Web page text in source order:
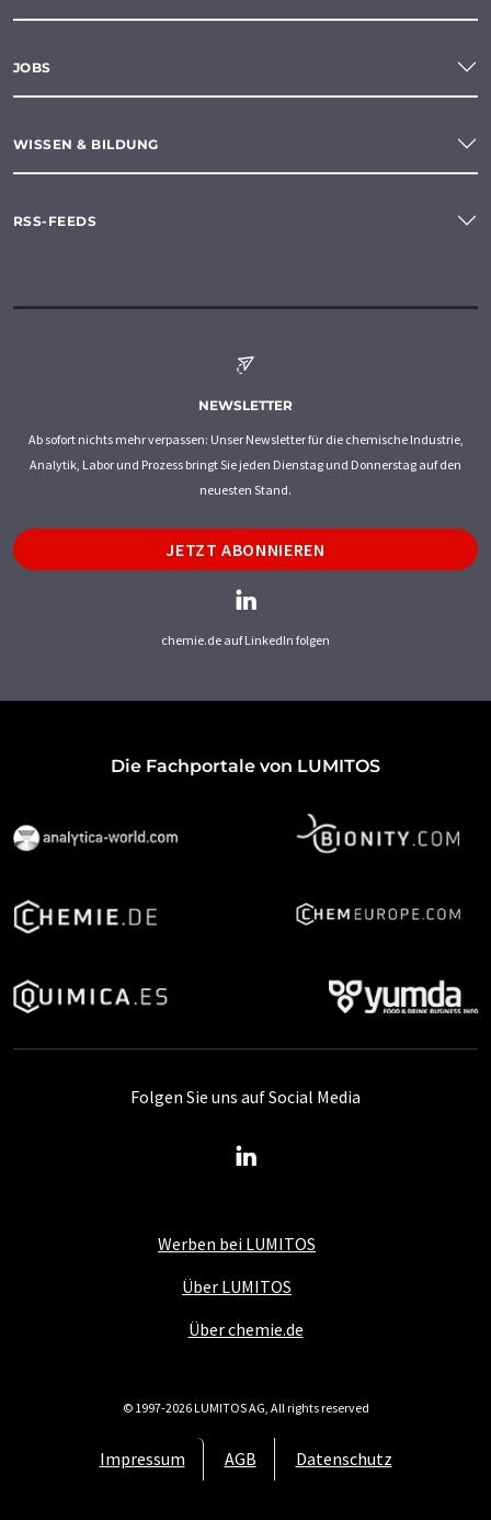
JOBS
WISSEN & BILDUNG
RSS-FEEDS
NEWSLETTER
Ab sofort nichts mehr verpassen: Unser Newsletter für die chemische Industrie,
Analytik, Labor und Prozess bringt Sie jeden Dienstag und Donnerstag auf den
neuesten Stand.
JETZT ABONNIEREN
chemie.de auf LinkedIn folgen
Die Fachportale von LUMITOS
Werben bei LUMITOS
Über LUMITOS
Über chemie.de
Impressum AGB Datenschutz
Folgen Sie uns auf Social Media
© 1997-2026 LUMITOS AG, All rights reserved